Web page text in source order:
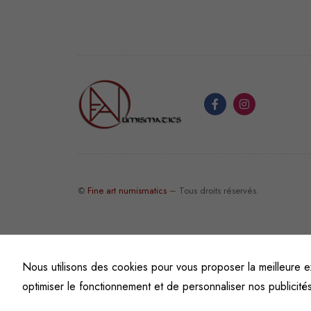
© Fine art numismatics – Tous droits réservés.
Nous utilisons des cookies pour vous proposer la
optimiser le fonctionnement et de personnaliser nos